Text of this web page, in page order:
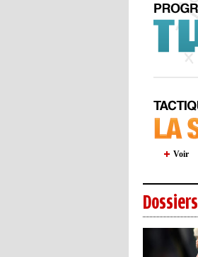
Voir
Dossiers